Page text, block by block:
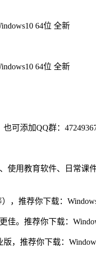
可添加QQ群：
教育软件、日常课
推荐你下载：
。推荐你下载：
推荐你下载：